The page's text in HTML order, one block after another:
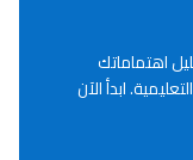
اهتماماتك
ابدأ الآن